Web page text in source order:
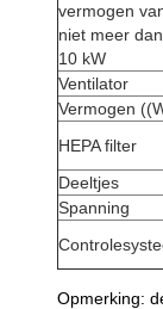
vermogen
niet meer dan
10 kW
Ventilator
Vermogen
HEPA filter
Deeltjes
Spanning
Opmerking: